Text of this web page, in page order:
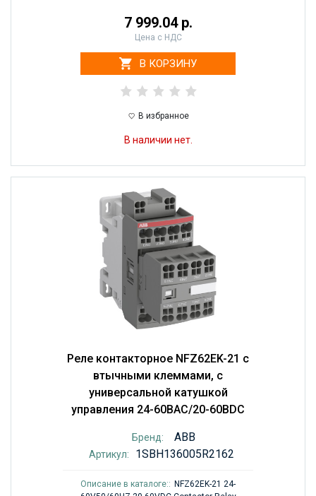
7 999.04 р.
Цена с НДС
В КОРЗИНУ
В избранное
В наличии нет.
Реле контакторное NFZ62EK-21 с
втычными клеммами, с
универсальной катушкой
управления 24-60BAC/20-60BDC
Бренд: ABB
Артикул: 1SBH136005R2162
Описание в каталоге:: NFZ62EK-21 24-